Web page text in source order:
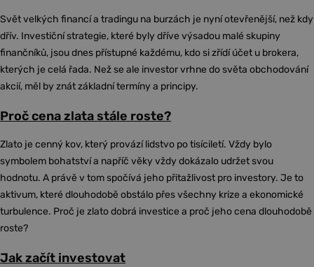
Svět velkých financí a tradingu na burzách je nyní otevřenější, než kdy
dřív. Investiční strategie, které byly dříve výsadou malé skupiny
finančníků, jsou dnes přístupné každému, kdo si zřídí účet u brokera,
kterých je celá řada. Než se ale investor vrhne do světa obchodování
akcií, měl by znát základní termíny a principy.
Proč cena zlata stále roste?
Zlato je cenný kov, který provází lidstvo po tisíciletí. Vždy bylo
symbolem bohatství a napříč věky vždy dokázalo udržet svou
hodnotu. A právě v tom spočívá jeho přitažlivost pro investory. Je to
aktivum, které dlouhodobě obstálo přes všechny krize a ekonomické
turbulence. Proč je zlato dobrá investice a proč jeho cena dlouhodobě
roste?
Jak začít investovat